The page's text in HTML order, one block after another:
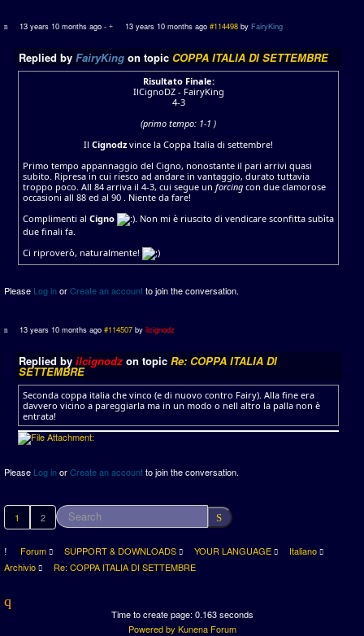
13 years 10 months ago - 13 years 10 months ago #114498 by FairyKing
Replied by FairyKing on topic COPPA ITALIA DI SETTEMBRE
Risultato Finale:
IlCignoDZ - FairyKing
4-3
(primo tempo: 1-1 )
Il Cignodz vince la Coppa Italia di settembre!
Primo tempo appannaggio del Cigno, nonostante il pari arrivi quasi
subito. Ripresa in cui riesco ad andare in vantaggio, durato tuttavia
troppo poco. All 84 arriva il 4-3, cui segue un forcing con due clamorose
occasioni all 88 ed al 90 . Niente da fare!
Complimenti al Cigno
. Non mi è riuscito di vendicare sconfitta subìta
due finali fa.
Ci riproverò, naturalmente!
Please Log inorCreate an accountto join the conversation.
13 years 10 months ago #114507 byilcignodz
Replied by ilcignodz on topic Re: COPPA ITALIA DI
SETTEMBRE
Seconda coppa italia che vinco (e di nuovo contro Fairy). Alla fine era
davvero vicino a pareggiarla ma in un modo o nell altro la palla non è
entrata!
Please Log inorCreate an accountto join the conversation.
1 2
Forum SUPPORT & DOWNLOADS YOUR LANGUAGE
Italiano
Archivio
Re: COPPA ITALIA DI SETTEMBRE
Time to create page: 0.163 seconds
Powered by Kunena Forum